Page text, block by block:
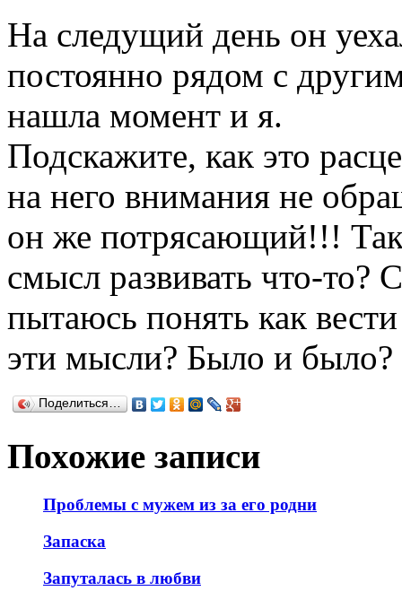
На следущий день он
постоянно рядом с
нашла момент и я.
Подскажите, как это
на него внимания не
он же потрясающий!!!
смысл развивать что-то?
пытаюсь понять как
эти мысли? Было и было?
Поделиться…
Похожие записи
Проблемы с мужем из за его родни
Запаска
Запуталась в любви